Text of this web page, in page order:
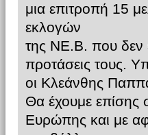
μια επιτροπή 15
εκλογών
της ΝΕ.Β. που δεν
προτάσεις τους.
οι Κλεάνθης
Θα έχουμε επίσης
Ευρώπης και με